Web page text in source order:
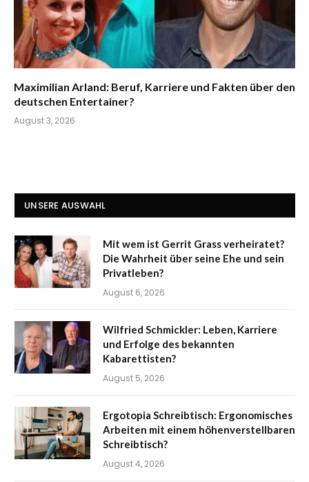
Maximilian Arland: Beruf, Karriere und Fakten über den
deutschen Entertainer?
August 3, 2026
UNSERE AUSWAHL
Mit wem ist Gerrit Grass verheiratet?
Die Wahrheit über seine Ehe und sein
Privatleben?
August 6, 2026
Wilfried Schmickler: Leben, Karriere
und Erfolge des bekannten
Kabarettisten?
August 5, 2026
Ergotopia Schreibtisch: Ergonomisches
Arbeiten mit einem höhenverstellbaren
Schreibtisch?
August 4, 2026